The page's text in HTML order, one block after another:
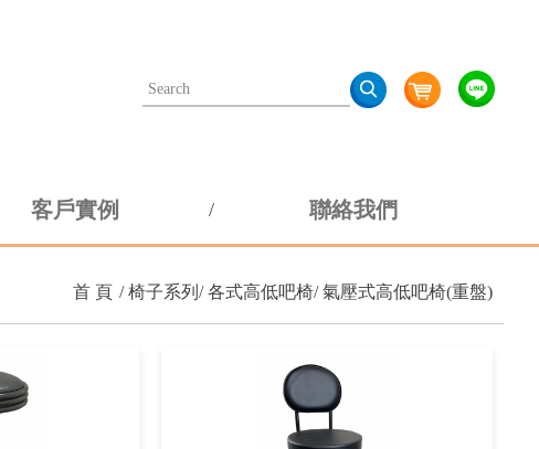
客戶實例 聯絡我們
首 頁 椅子系列 各式高低吧椅 氣壓式高低吧椅(重盤)